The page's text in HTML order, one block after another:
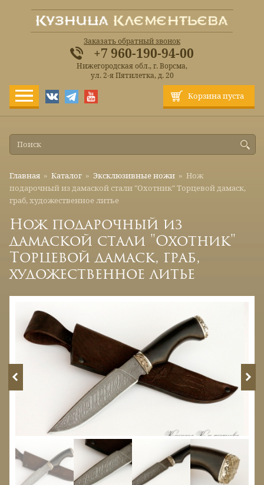
Корзина пуста
Заказать обратный звонок
+7 960-190-94-00
Нижегородская обл., г. Ворсма,
ул. 2-я Пятилетка, д. 20
Главная » Каталог » Эксклюзивные ножи » Нож
подарочный из дамаской стали "Охотник" Торцевой дамаск,
граб, художественное литье
Нож подарочный из
дамаской стали "Охотник"
Торцевой дамаск, граб,
художественное литье